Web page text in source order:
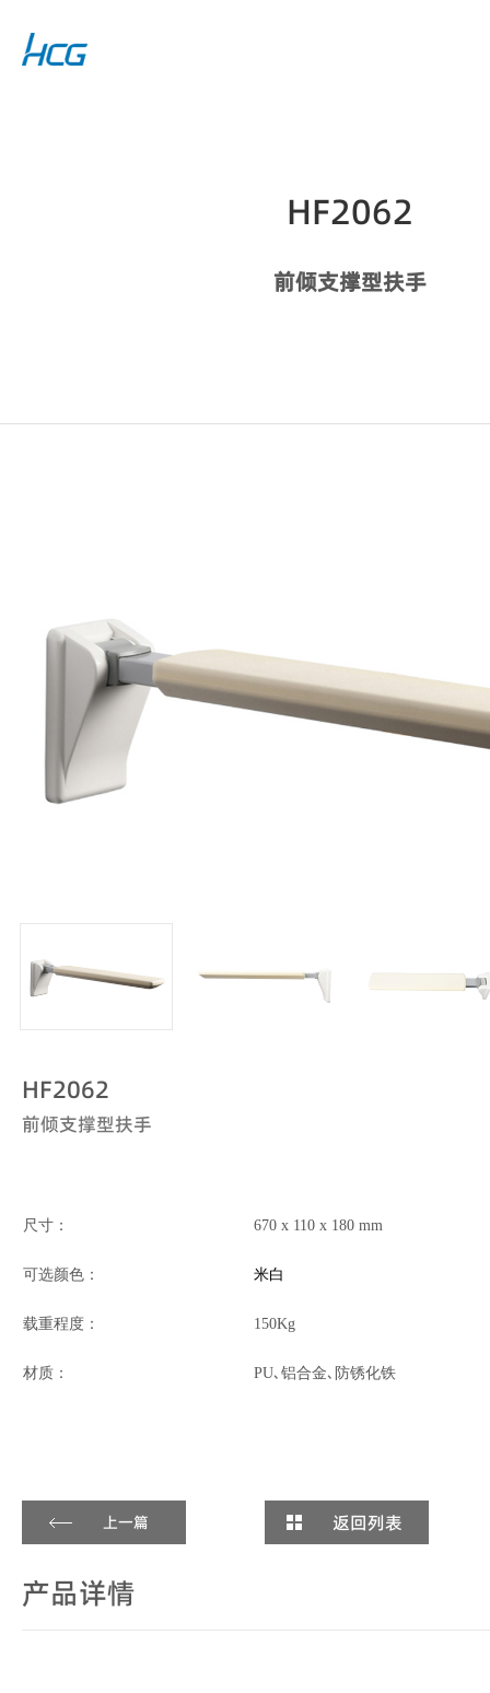
HF2062
前倾支撑型扶手
HF2062
前倾支撑型扶手
尺寸： 670 x 110 x 180 mm
可选颜色： 米白
载重程度： 150Kg
材质： PU､铝合金､防锈化铁
上一篇 返回列表
产品详情